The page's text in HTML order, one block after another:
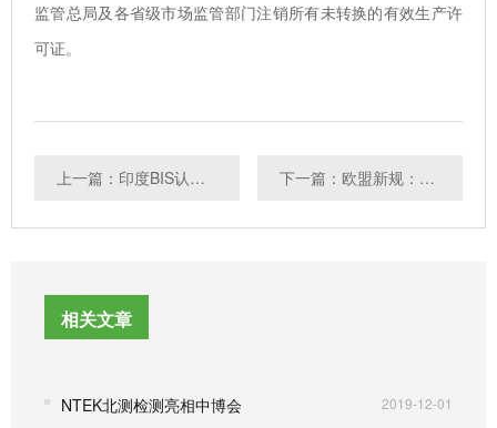
监管总局及各省级市场监管部门注销所有未转换的有效生产许
可证。
上一篇：印度BIS认证SMART注册不再接受线下测试报告 下一篇：欧盟新规：口罩出口欧洲除了CE还需要REACH
相关文章
NTEK北测检测亮相中博会 2019-12-01